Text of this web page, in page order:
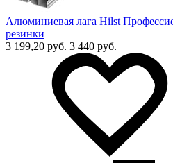
Алюминиевая лага Hilst
резинки
3 199,20 руб. 3 440 руб.